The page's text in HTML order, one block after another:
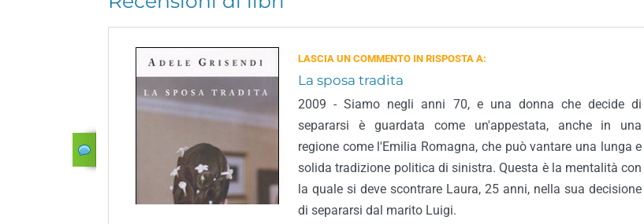
LASCIA UN COMMENTO IN RISPOSTA A:
La sposa tradita
2009 - Siamo negli anni 70, e una donna che decide di
separarsi è guardata come un'appestata, anche in una
regione come l'Emilia Romagna, che può vantare una lunga e
solida tradizione politica di sinistra. Questa è la mentalità con
la quale si deve scontrare Laura, 25 anni, nella sua decisione
di separarsi dal marito Luigi.